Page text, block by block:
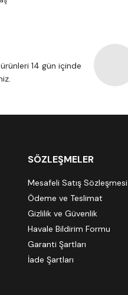
ürünleri 14 gün içinde
SÖZLEŞMELER
Mesafeli Satış Sözleşmesi
Ödeme ve Teslimat
Gizlilik ve Güvenlik
Havale Bildirim Formu
Garanti Şartları
İade Şartları